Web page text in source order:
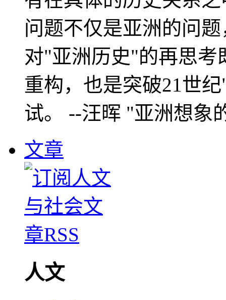
问题不仅是亚洲的问
对"亚洲历史"的再思考
重构，也是突破21世
试。 --汪晖 "亚洲想象
文章
人文